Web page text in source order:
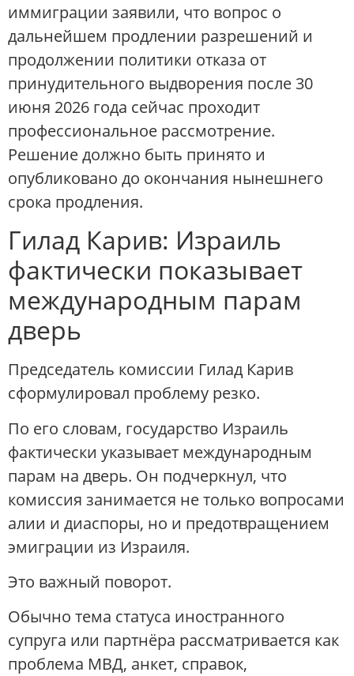
иммиграции заявили, что вопрос о
дальнейшем продлении разрешений и
продолжении политики отказа от
принудительного выдворения после 30
июня 2026 года сейчас проходит
профессиональное рассмотрение.
Решение должно быть принято и
опубликовано до окончания нынешнего
срока продления.
Гилад Карив: Израиль
фактически показывает
международным парам
дверь
Председатель комиссии Гилад Карив
сформулировал проблему резко.
По его словам, государство Израиль
фактически указывает международным
парам на дверь. Он подчеркнул, что
комиссия занимается не только вопросами
алии и диаспоры, но и предотвращением
эмиграции из Израиля.
Это важный поворот.
Обычно тема статуса иностранного
супруга или партнёра рассматривается как
проблема МВД, анкет, справок,